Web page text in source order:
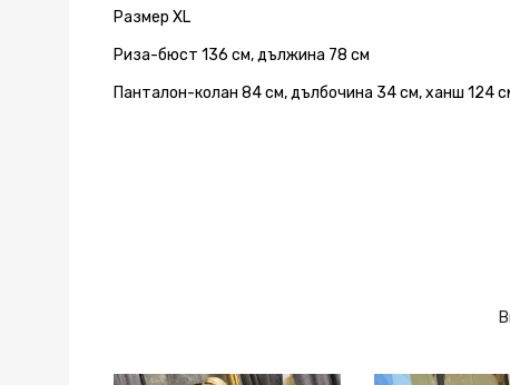
Размер XL
Риза-бюст 136 см, дължина 78 см
Панталон-колан 84 см, дълбочина 34 см, ханш 124